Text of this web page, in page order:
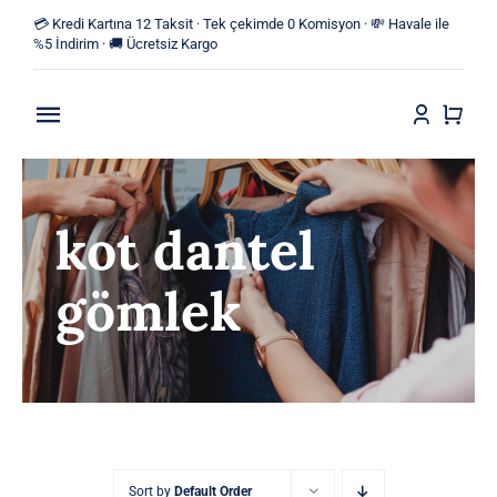
content
💳 Kredi Kartına 12 Taksit · Tek çekimde 0 Komisyon · 💸 Havale ile
%5 İndirim · 🚚 Ücretsiz Kargo
Toggle
Navigation
Anasayfa
Mağaza
Yeni Ürünler
Kategoriler
kot dantel
gömlek
Sort by Default Order